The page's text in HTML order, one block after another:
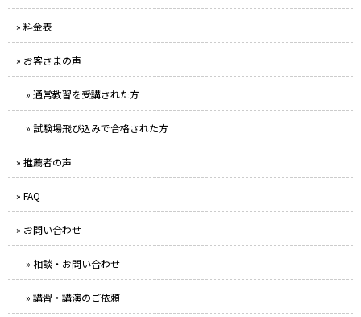
» 料金表
» お客さまの声
» 通常教習を受講された方
» 試験場飛び込みで合格された方
» 推薦者の声
» FAQ
» お問い合わせ
» 相談・お問い合わせ
» 講習・講演のご依頼